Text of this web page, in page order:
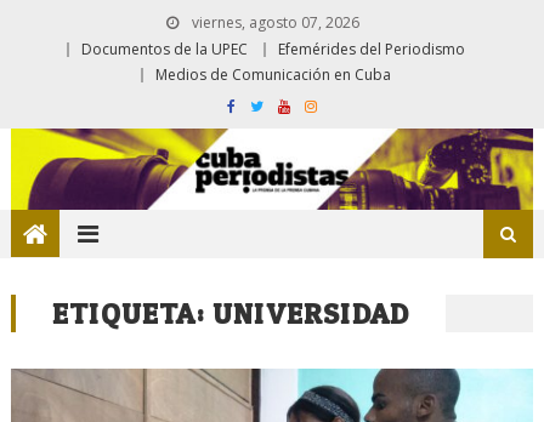
viernes, agosto 07, 2026
Documentos de la UPEC
Efemérides del Periodismo
Medios de Comunicación en Cuba
ETIQUETA: UNIVERSIDAD